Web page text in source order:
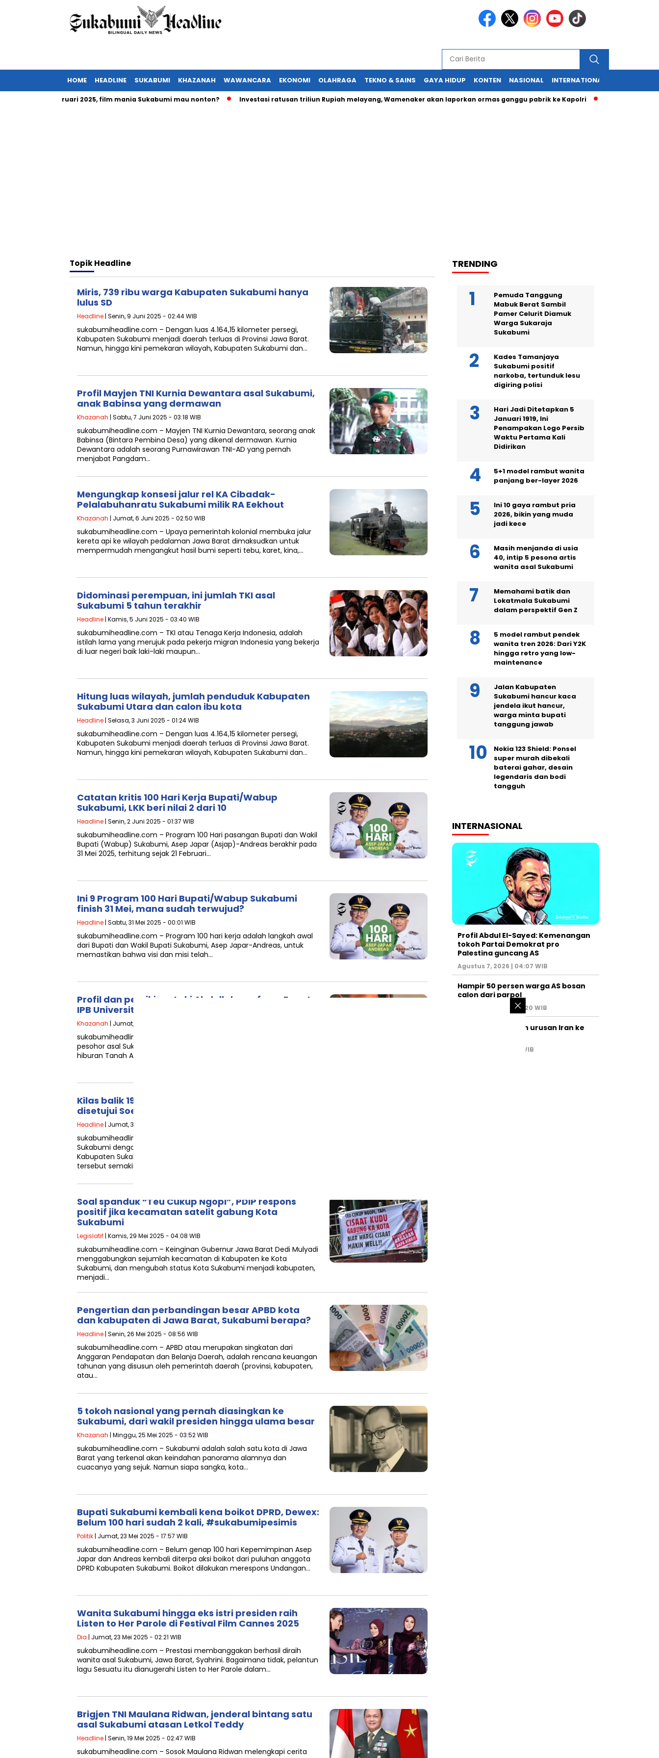
HOME HEADLINE SUKABUMI KHAZANAH WAWANCARA EKONOMI OLAHRAGA TEKNO & SAINS GAYA HIDUP KONTEN NASIONAL INTERNATIONAL
Februari 2025, film mania Sukabumi mau nonton? Investasi ratusan triliun Rupiah melayang, Wamenaker akan laporkan ormas ganggu pabrik ke Kapolri Cabup dan Cawali
TopikHeadline
Miris, 739 ribu warga Kabupaten Sukabumi hanya
lulus SD
Headline | Senin, 9 Juni 2025 - 02:44 WIB
sukabumiheadline.com – Dengan luas 4.164,15 kilometer persegi,
Kabupaten Sukabumi menjadi daerah terluas di Provinsi Jawa Barat.
Namun, hingga kini pemekaran wilayah, Kabupaten Sukabumi dan…
Profil Mayjen TNI Kurnia Dewantara asal Sukabumi,
anak Babinsa yang dermawan
Khazanah | Sabtu, 7 Juni 2025 - 03:18 WIB
sukabumiheadline.com – Mayjen TNI Kurnia Dewantara, seorang anak
Babinsa (Bintara Pembina Desa) yang dikenal dermawan. Kurnia
Dewantara adalah seorang Purnawirawan TNI-AD yang pernah
menjabat Pangdam…
Mengungkap konsesi jalur rel KA Cibadak-
Pelalabuhanratu Sukabumi milik RA Eekhout
Khazanah | Jumat, 6 Juni 2025 - 02:50 WIB
sukabumiheadline.com – Upaya pemerintah kolonial membuka jalur
kereta api ke wilayah pedalaman Jawa Barat dimaksudkan untuk
mempermudah mengangkut hasil bumi seperti tebu, karet, kina,…
Didominasi perempuan, ini jumlah TKI asal
Sukabumi 5 tahun terakhir
Headline | Kamis, 5 Juni 2025 - 03:40 WIB
sukabumiheadline.com – TKI atau Tenaga Kerja Indonesia, adalah
istilah lama yang merujuk pada pekerja migran Indonesia yang bekerja
di luar negeri baik laki-laki maupun…
Hitung luas wilayah, jumlah penduduk Kabupaten
Sukabumi Utara dan calon ibu kota
Headline | Selasa, 3 Juni 2025 - 01:24 WIB
sukabumiheadline.com – Dengan luas 4.164,15 kilometer persegi,
Kabupaten Sukabumi menjadi daerah terluas di Provinsi Jawa Barat.
Namun, hingga kini pemekaran wilayah, Kabupaten Sukabumi dan…
Catatan kritis 100 Hari Kerja Bupati/Wabup
Sukabumi, LKK beri nilai 2 dari 10
Headline | Senin, 2 Juni 2025 - 01:37 WIB
sukabumiheadline.com – Program 100 Hari pasangan Bupati dan Wakil
Bupati (Wabup) Sukabumi, Asep Japar (Asjap)-Andreas berakhir pada
31 Mei 2025, terhitung sejak 21 Februari…
Ini 9 Program 100 Hari Bupati/Wabup Sukabumi
finish 31 Mei, mana sudah terwujud?
Headline | Sabtu, 31 Mei 2025 - 00:01 WIB
sukabumiheadline.com – Program 100 hari kerja adalah langkah awal
dari Bupati dan Wakil Bupati Sukabumi, Asep Japar-Andreas, untuk
memastikan bahwa visi dan misi telah…
Profil dan pemikiran Luki Abdullah, profesor Fapet
IPB University asal Sukabumi
Khazanah | Jumat, 30 Mei 2025 - 04:14 WIB
sukabumiheadline.com – Namanya tidak sepopuler artis-artis atau
pesohor asal Sukabumi, Jawa Barat, yang kerap wara-wiri di panggung
hiburan Tanah Air hingga timeline berbagai platform…
Kilas balik 1995: 3 kecamatan di kabupaten
disetujui Soeharto gabung Kota Sukabumi
Headline | Jumat, 30 Mei 2025 - 01:54 WIB
sukabumiheadline.com – Munculnya wacana perluasan wilayah Kota
Sukabumi dengan mengintegrasikan beberapa kecamatan dari
Kabupaten Sukabumi kini ramai diperbincangkan publik. Wacana
tersebut semakin hangat setelah…
Soal spanduk “Teu Cukup Ngopi”, PDIP respons
positif jika kecamatan satelit gabung Kota
Sukabumi
Legislatif | Kamis, 29 Mei 2025 - 04:08 WIB
sukabumiheadline.com – Keinginan Gubernur Jawa Barat Dedi Mulyadi
menggabungkan sejumlah kecamatan di Kabupaten ke Kota
Sukabumi, dan mengubah status Kota Sukabumi menjadi kabupaten,
menjadi…
Pengertian dan perbandingan besar APBD kota
dan kabupaten di Jawa Barat, Sukabumi berapa?
Headline | Senin, 26 Mei 2025 - 08:56 WIB
sukabumiheadline.com – APBD atau merupakan singkatan dari
Anggaran Pendapatan dan Belanja Daerah, adalah rencana keuangan
tahunan yang disusun oleh pemerintah daerah (provinsi, kabupaten,
atau…
5 tokoh nasional yang pernah diasingkan ke
Sukabumi, dari wakil presiden hingga ulama besar
Khazanah | Minggu, 25 Mei 2025 - 03:52 WIB
sukabumiheadline.com – Sukabumi adalah salah satu kota di Jawa
Barat yang terkenal akan keindahan panorama alamnya dan
cuacanya yang sejuk. Namun siapa sangka, kota…
Bupati Sukabumi kembali kena boikot DPRD, Dewex:
Belum 100 hari sudah 2 kali, #sukabumipesimis
Politik | Jumat, 23 Mei 2025 - 17:57 WIB
sukabumiheadline.com – Belum genap 100 hari Kepemimpinan Asep
Japar dan Andreas kembali diterpa aksi boikot dari puluhan anggota
DPRD Kabupaten Sukabumi. Boikot dilakukan merespons Undangan…
Wanita Sukabumi hingga eks istri presiden raih
Listen to Her Parole di Festival Film Cannes 2025
Dia | Jumat, 23 Mei 2025 - 02:21 WIB
sukabumiheadline.com – Prestasi membanggakan berhasil diraih
wanita asal Sukabumi, Jawa Barat, Syahrini. Bagaimana tidak, pelantun
lagu Sesuatu itu dianugerahi Listen to Her Parole dalam…
Brigjen TNI Maulana Ridwan, jenderal bintang satu
asal Sukabumi atasan Letkol Teddy
Headline | Senin, 19 Mei 2025 - 02:47 WIB
sukabumiheadline.com – Sosok Maulana Ridwan melengkapi cerita
TRENDING
Pemuda Tanggung
Mabuk Berat Sambil
Pamer Celurit Diamuk
Warga Sukaraja
Sukabumi
Kades Tamanjaya
Sukabumi positif
narkoba, tertunduk lesu
digiring polisi
Hari Jadi Ditetapkan 5
Januari 1919, Ini
Penampakan Logo Persib
Waktu Pertama Kali
Didirikan
5+1 model rambut wanita
panjang ber-layer 2026
Ini 10 gaya rambut pria
2026, bikin yang muda
jadi kece
Masih menjanda di usia
40, intip 5 pesona artis
wanita asal Sukabumi
Memahami batik dan
Lokatmala Sukabumi
dalam perspektif Gen Z
5 model rambut pendek
wanita tren 2026: Dari Y2K
hingga retro yang low-
maintenance
Jalan Kabupaten
Sukabumi hancur kaca
jendela ikut hancur,
warga minta bupati
tanggung jawab
Nokia 123 Shield: Ponsel
super murah dibekali
baterai gahar, desain
legendaris dan bodi
tangguh
INTERNASIONAL
Profil Abdul El-Sayed: Kemenangan
tokoh Partai Demokrat pro
Palestina guncang AS
Agustus 7, 2026 | 04:07 WIB
Hampir 50 persen warga AS bosan
calon dari parpol
Agustus 6, 2026 | 07:20 WIB
PM Israel serahkan urusan Iran ke
Juli 31, 2026 | 02:47 WIB